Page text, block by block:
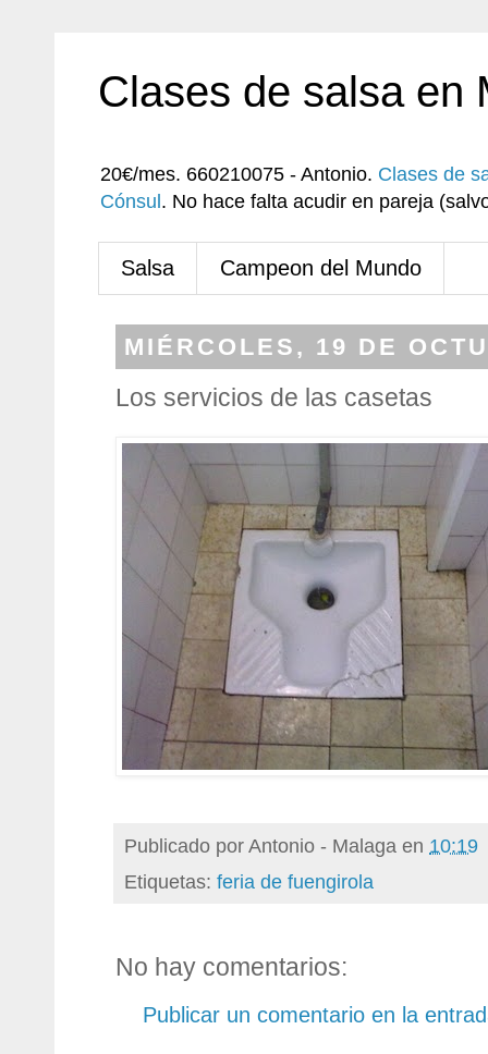
Clases de salsa en
20€/mes. 660210075 - Antonio. Clases de
Cónsul . No hace falta acudir en pareja
Salsa Campeon del Mundo
MIÉRCOLES, 19 DE
Los servicios de las casetas
Publicado porAntonio - Malaga en 10:19
Etiquetas: feria de fuengirola
No hay comentarios:
Publicar un comentario en la